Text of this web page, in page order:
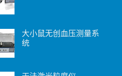
大小鼠无创血压测量系
统